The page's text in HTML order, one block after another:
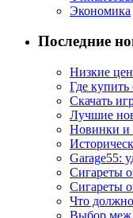
Экономика
Последние
Низкие
Где
Скачать
Лучшие
Новинки и
Garage55:
Сигареты
Сигареты
Что